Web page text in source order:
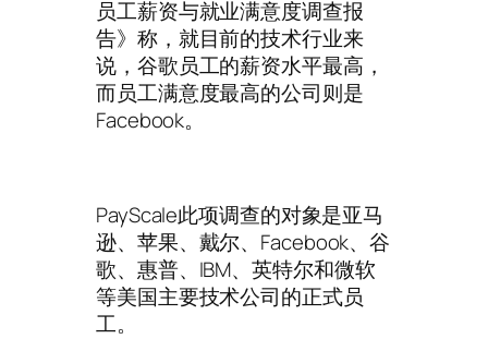
员工薪资与就业满意度调查报
告》称，就目前的技术行业来
说，谷歌员工的薪资水平最高，
而员工满意度最高的公司则是
Facebook。
PayScale此项调查的对象是亚马
逊、苹果、戴尔、Facebook、谷
歌、惠普、IBM、英特尔和微软
等美国主要技术公司的正式员
工。